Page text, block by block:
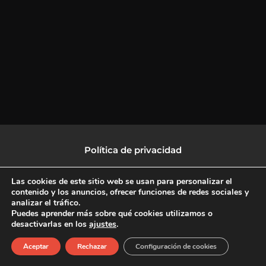
Política de privacidad
Política de protección de datos
F
a
c
X
-
L
i
n
I
n
s
Copyright © 2026 CulturalTV
Las cookies de este sitio web se usan para personalizar el
contenido y los anuncios, ofrecer funciones de redes sociales y
analizar el tráfico.
Puedes aprender más sobre qué cookies utilizamos o
desactivarlas en los ajustes.
Aceptar Rechazar Configuración de cookies